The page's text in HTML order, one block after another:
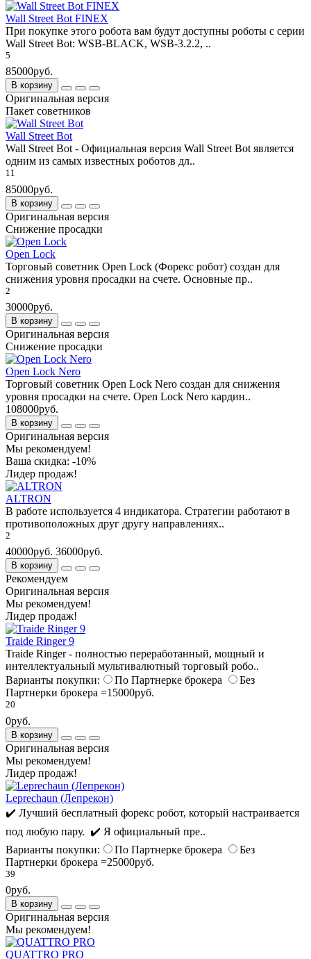
Wall Street Bot FINEX
При покупке этого робота вам будут доступны роботы с серии
Wall Street Bot: WSB-BLACK, WSB-3.2.2, ..
5
85000руб.
В корзину
Оригинальная версия
Пакет советников
Wall Street Bot
Wall Street Bot - Официальная версия Wall Street Bot является
одним из самых известных роботов дл..
11
85000руб.
В корзину
Оригинальная версия
Снижение просадки
Open Lock
Торговый советник Open Lock (Форекс робот) создан для
снижения уровня просадки на счете. Основные пр..
2
30000руб.
В корзину
Оригинальная версия
Снижение просадки
Open Lock Nero
Торговый советник Open Lock Nero создан для снижения
уровня просадки на счете. Open Lock Nero кардин..
108000руб.
В корзину
Оригинальная версия
Мы рекомендуем!
Ваша скидка: -10%
Лидер продаж!
ALTRON
В работе используется 4 индикатора. Стратегии работают в
противоположных друг другу направлениях..
2
40000руб. 36000руб.
В корзину
Рекомендуем
Оригинальная версия
Мы рекомендуем!
Лидер продаж!
Traide Ringer 9
Traide Ringer - полностью переработанный, мощный и
интеллектуальный мультивалютный торговый робо..
Варианты покупки:
По Партнерке брокера
Без
Партнерки брокера =15000руб.
20
0руб.
В корзину
Оригинальная версия
Мы рекомендуем!
Лидер продаж!
Leprechaun (Лепрекон)
✔️ Лучший бесплатный форекс робот, который настраивается
под любую пару. ✔️ Я официальный пре..
Варианты покупки:
По Партнерке брокера
Без
Партнерки брокера =25000руб.
39
0руб.
В корзину
Оригинальная версия
Мы рекомендуем!
QUATTRO PRO